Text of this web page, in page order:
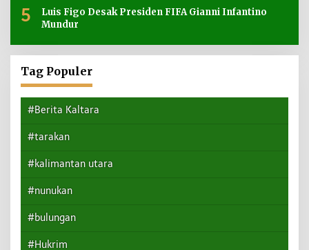
5
Luis Figo Desak Presiden FIFA Gianni Infantino
Mundur
Tag Populer
#Berita Kaltara
#tarakan
#kalimantan utara
#nunukan
#bulungan
#Hukrim